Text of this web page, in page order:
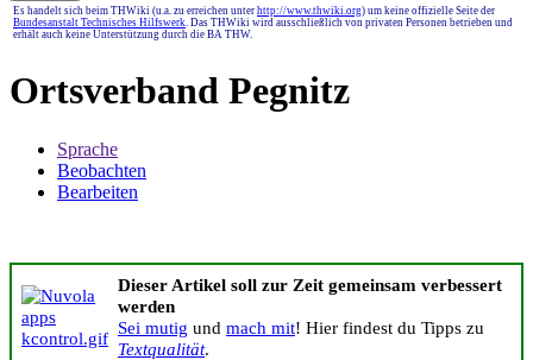
Es handelt sich beim THWiki (u.a. zu erreichen unter http://www.thwiki.org) um keine offizielle Seite der
Bundesanstalt Technisches Hilfswerk. Das THWiki wird ausschließlich von privaten Personen betrieben und
erhält auch keine Unterstützung durch die BA THW.
Ortsverband Pegnitz
Sprache
Beobachten
Bearbeiten
Dieser Artikel soll zur Zeit gemeinsam verbessert
werden
Sei mutig und mach mit! Hier findest du Tipps zu
Textqualität.